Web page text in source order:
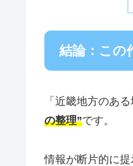
結論：この
「近畿地方のあ
の整理”です。
情報が断片的に